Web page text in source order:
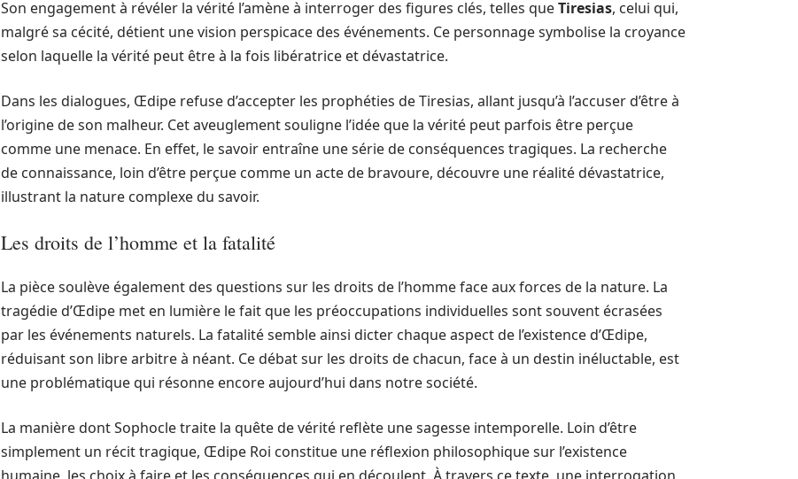
Son engagement à révéler la vérité l’amène à interroger des figures clés, telles queTiresias, celui qui,
malgré sa cécité, détient une vision perspicace des événements. Ce personnage symbolise la croyance
selon laquelle la vérité peut être à la fois libératrice et dévastatrice.
Dans les dialogues, Œdipe refuse d’accepter les prophéties de Tiresias, allant jusqu’à l’accuser d’être à
l’origine de son malheur. Cet aveuglement souligne l’idée que la vérité peut parfois être perçue
comme une menace. En effet, le savoir entraîne une série de conséquences tragiques. La recherche
de connaissance, loin d’être perçue comme un acte de bravoure, découvre une réalité dévastatrice,
illustrant la nature complexe du savoir.
Les droits de l’homme et la fatalité
La pièce soulève également des questions sur les droits de l’homme face aux forces de la nature. La
tragédie d’Œdipe met en lumière le fait que les préoccupations individuelles sont souvent écrasées
par les événements naturels. La fatalité semble ainsi dicter chaque aspect de l’existence d’Œdipe,
réduisant son libre arbitre à néant. Ce débat sur les droits de chacun, face à un destin inéluctable, est
une problématique qui résonne encore aujourd’hui dans notre société.
La manière dont Sophocle traite la quête de vérité reflète une sagesse intemporelle. Loin d’être
simplement un récit tragique, Œdipe Roi constitue une réflexion philosophique sur l’existence